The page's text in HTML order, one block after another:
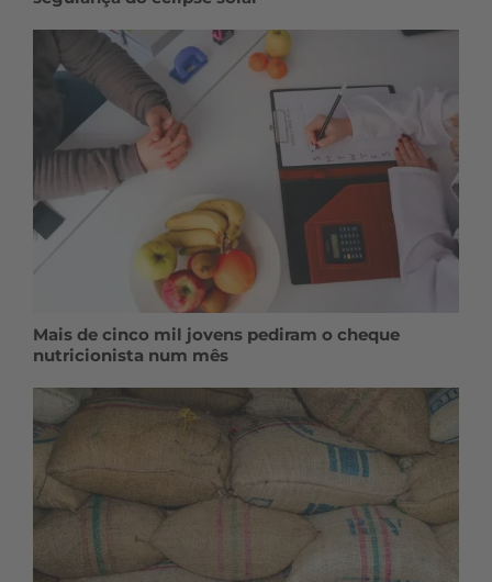
Mais de cinco mil jovens pediram o cheque
nutricionista num mês